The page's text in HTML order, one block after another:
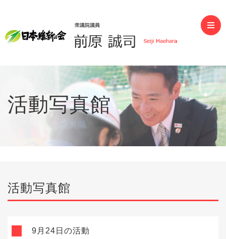
前原誠司（衆議院議員）
活動写真館
活動写真館
9月24日の活動